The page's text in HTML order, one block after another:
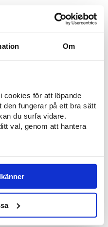
Om
cookies för att löpande
fungerar på ett bra sätt
du surfa vidare.
val, genom att hantera
ung eller gammal, den låga
och av cykeln. Perfekt för hela
Eller om du vill
den. Shimano Nexus, 7 växlar med
cykel, (till och med skärmarna) i
26" (50-559) med
och reflexsida.
aluminium.